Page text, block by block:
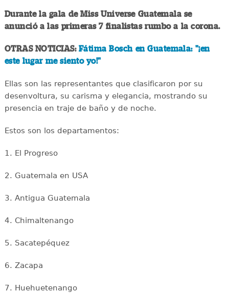
Durante la gala de Miss Universe Guatemala se
anunció a las primeras 7 finalistas rumbo a la corona.
OTRAS NOTICIAS: Fátima Bosch en Guatemala: "¡en
este lugar me siento yo!"
Ellas son las representantes que clasificaron por su
desenvoltura, su carisma y elegancia, mostrando su
presencia en traje de baño y de noche.
Estos son los departamentos:
1. El Progreso
2. Guatemala en USA
3. Antigua Guatemala
4. Chimaltenango
5. Sacatepéquez
6. Zacapa
7. Huehuetenango